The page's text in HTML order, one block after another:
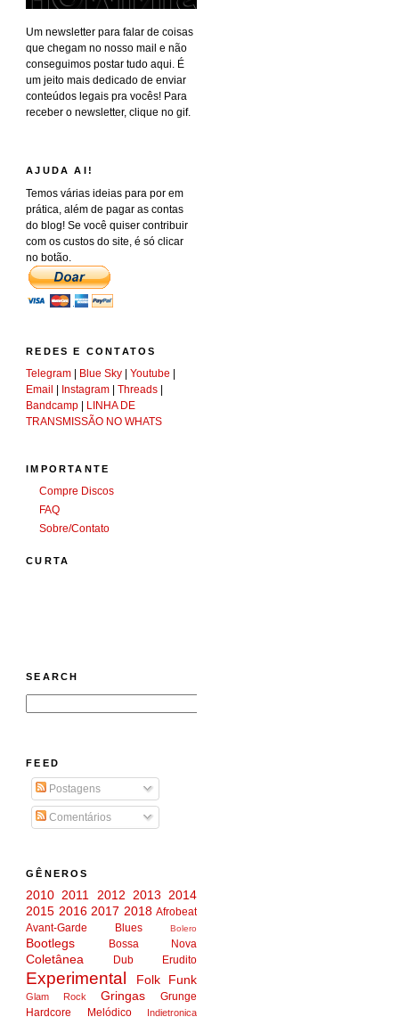
Um newsletter para falar de coisas
que chegam no nosso mail e não
conseguimos postar tudo aqui. É
um jeito mais dedicado de enviar
conteúdos legais pra vocês! Para
receber o newsletter, clique no gif.
AJUDA AI!
Temos várias ideias para por em
prática, além de pagar as contas
do blog! Se você quiser contribuir
com os custos do site, é só clicar
no botão.
REDES E CONTATOS
Telegram | Blue Sky |Youtube |
Email | Instagram |Threads |
Bandcamp | LINHA DE
TRANSMISSÃO NO WHATS
IMPORTANTE
Compre Discos
FAQ
Sobre/Contato
CURTA
SEARCH
FEED
Postagens
Comentários
GÊNEROS
2010 2011 2012 2013 2014
2015 2016 2017 2018 Afrobeat
Avant-Garde
Blues Bolero
Bootlegs Bossa Nova
Coletânea Dub Erudito
Experimental Folk Funk
Glam Rock Gringas
Grunge
Hardcore Melódico
Indietronica